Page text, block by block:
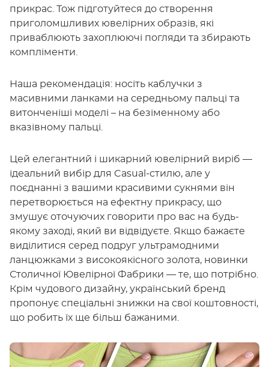
прикрас. Тож підготуйтеся до створення
приголомшливих ювелірних образів, які
приваблюють захоплюючі погляди та збирають
компліменти.
Наша рекомендація: носіть каблучки з
масивними ланками на середньому пальці та
витонченіші моделі – на безіменному або
вказівному пальці.
Цей елегантний і шикарний ювелірний виріб —
ідеальний вибір для Casual-стилю, але у
поєднанні з вашими красивими сукнями він
перетворюється на ефектну прикрасу, що
змушує оточуючих говорити про вас на будь-
якому заході, який ви відвідуєте. Якщо бажаєте
виділитися серед подруг ультрамодними
ланцюжками з високоякісного золота, новинки
Столичної Ювелірної Фабрики — те, що потрібно.
Крім чудового дизайну, український бренд
пропонує спеціальні знижки на свої коштовності,
що робить їх ще більш бажаними.